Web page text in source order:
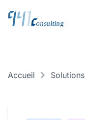
SERVICES CTO
Accueil Solutions